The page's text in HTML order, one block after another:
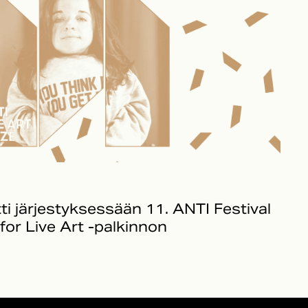
järjestyksessään 11. ANTI Festival
Live Art -palkinnon